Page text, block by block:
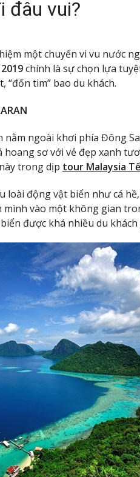
đâu vui?
một chuyến vi vu nước
chính là sự chọn lựa
tim” bao du khách.
nằm ngoài khơi phía Đông
sơ với vẻ đẹp xanh
trong dịp tour Malaysia
loài động vật biển như cá
mình vào một không gian
được khá nhiều du khách